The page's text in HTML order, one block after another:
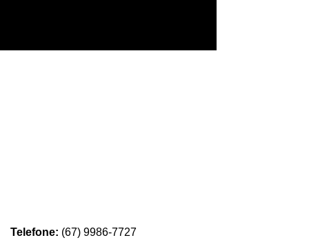
Telefone: (67) 9986-7727